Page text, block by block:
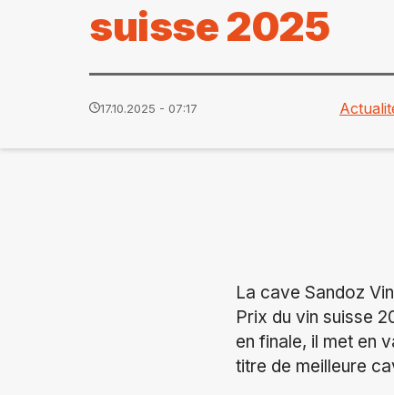
suisse 2025
17.10.2025 - 07:17
La cave Sandoz
Prix du vin suisse
en finale, il met en
titre de meilleure